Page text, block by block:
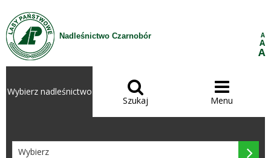
Przejdź do treści
Nadleśnictwo Czarnobór A
A
A
Wybierz nadleśnictwo 
Szukaj

Menu
